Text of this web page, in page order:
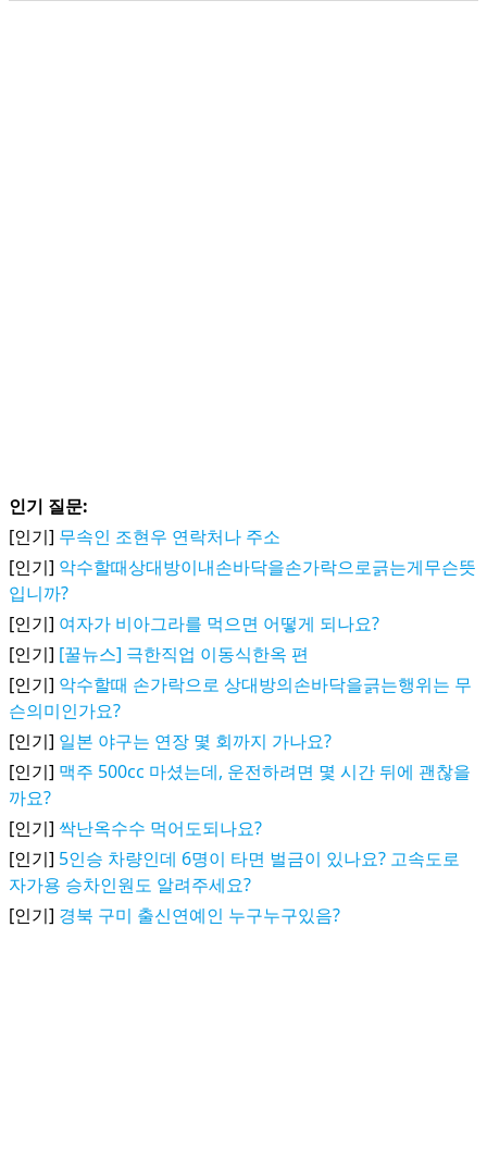
인기 질문:
[인기] 무속인 조현우 연락처나 주소
[인기] 악수할때상대방이내손바닥을손가락으로긁는게무슨뜻
입니까?
[인기] 여자가 비아그라를 먹으면 어떻게 되나요?
[인기] [꿀뉴스] 극한직업 이동식한옥 편
[인기] 악수할때 손가락으로 상대방의손바닥을긁는행위는 무
슨의미인가요?
[인기] 일본 야구는 연장 몇 회까지 가나요?
[인기] 맥주 500cc 마셨는데, 운전하려면 몇 시간 뒤에 괜찮을
까요?
[인기] 싹난옥수수 먹어도되나요?
[인기] 5인승 차량인데 6명이 타면 벌금이 있나요? 고속도로
자가용 승차인원도 알려주세요?
[인기] 경북 구미 출신연예인 누구누구있음?